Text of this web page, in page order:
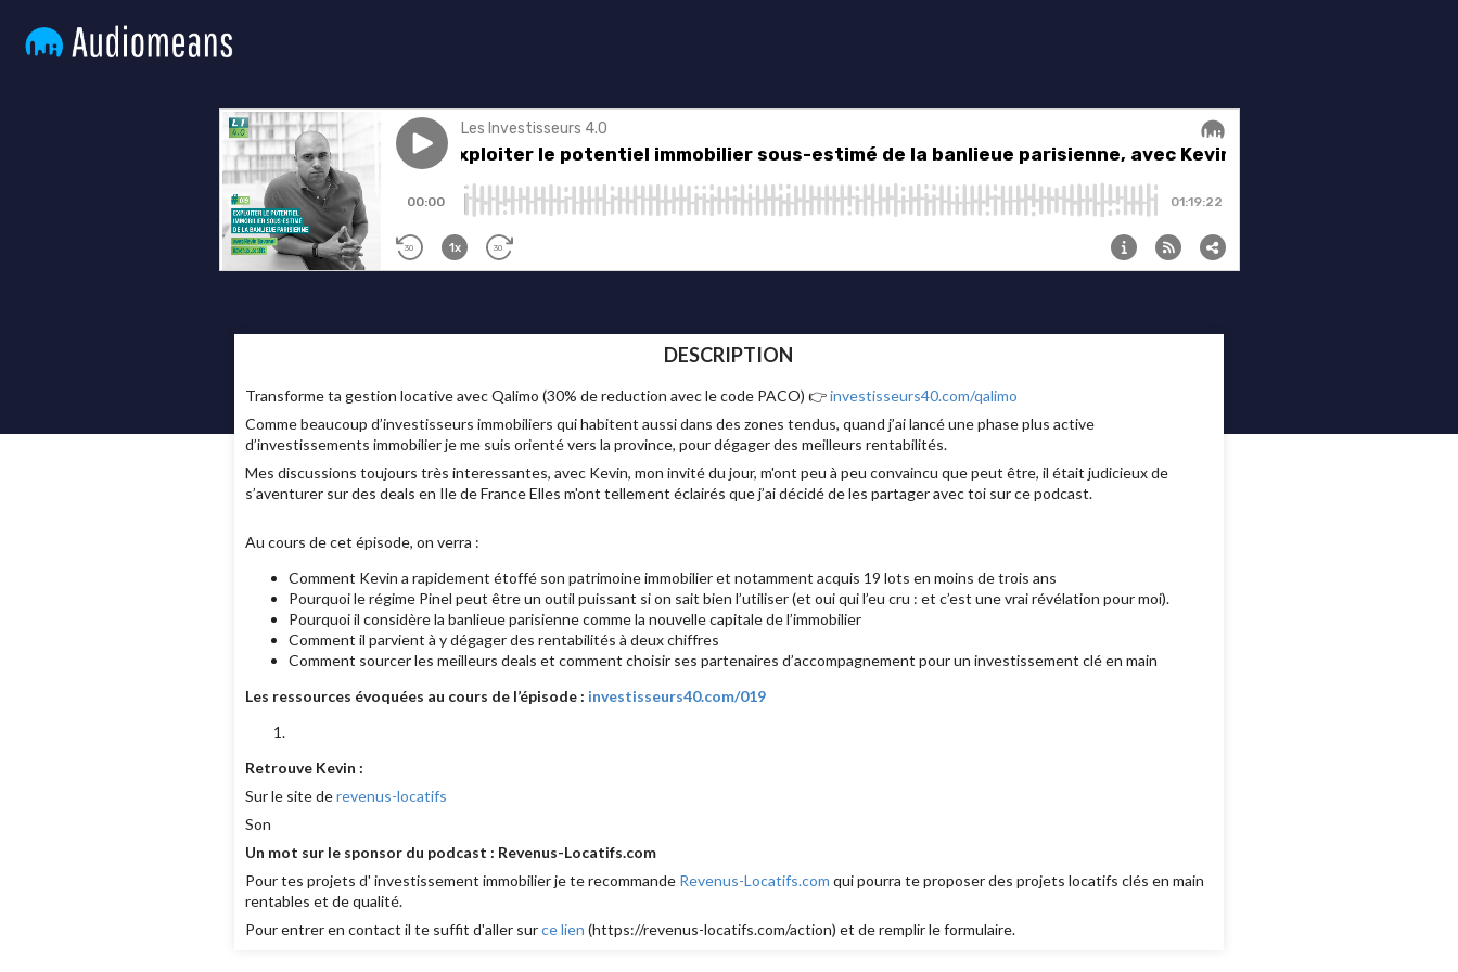
DESCRIPTION
Transforme ta gestion locative avec Qalimo (30% de reduction avec le code PACO) 👉investisseurs40.com/qalimo
Comme beaucoup d’investisseurs immobiliers qui habitent aussi dans des zones tendus, quand j’ai lancé une phase plus active
d’investissements immobilier je me suis orienté vers la province, pour dégager des meilleurs rentabilités.
Mes discussions toujours très interessantes, avec Kevin, mon invité du jour, m'ont peu à peu convaincu que peut être, il était judicieux de
s’aventurer sur des deals en Ile de France Elles m'ont tellement éclairés que j’ai décidé de les partager avec toi sur ce podcast.
Au cours de cet épisode, on verra :
Comment Kevin a rapidement étoffé son patrimoine immobilier et notamment acquis 19 lots en moins de trois ans
Pourquoi le régime Pinel peut être un outil puissant si on sait bien l’utiliser (et oui qui l’eu cru : et c’est une vrai révélation pour moi).
Pourquoi il considère la banlieue parisienne comme la nouvelle capitale de l’immobilier
Comment il parvient à y dégager des rentabilités à deux chiffres
Comment sourcer les meilleurs deals et comment choisir ses partenaires d’accompagnement pour un investissement clé en main
Les ressources évoquées au cours de l’épisode : investisseurs40.com/019
Retrouve Kevin :
Sur le site derevenus-locatifs
Son
Un mot sur le sponsor du podcast : Revenus-Locatifs.com
Pour tes projets d' investissement immobilier je te recommande Revenus-Locatifs.com qui pourra te proposer des projets locatifs clés en main
rentables et de qualité.
Pour entrer en contact il te suffit d'aller surce lien (https://revenus-locatifs.com/action) et de remplir le formulaire.